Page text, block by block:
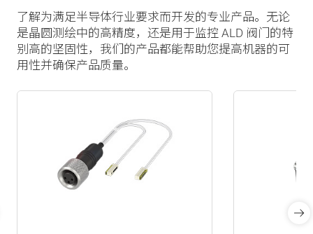
了解为满足半导体行业要求而开发的专业产品。无论
是晶圆测绘中的高精度，还是用于监控 ALD 阀门的特
别高的坚固性，我们的产品都能帮助您提高机器的可
用性并确保产品质量。